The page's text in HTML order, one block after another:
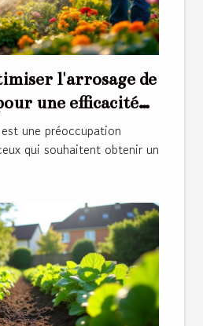
l'arrosage de
une efficacité
une préoccupation
qui souhaitent obtenir un